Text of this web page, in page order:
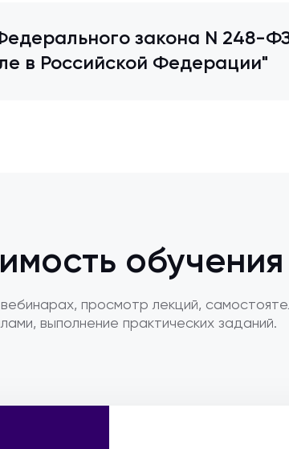
закона N 248-
в Российской Федерации"
обучения
просмотр лекций,
выполнение практических заданий.